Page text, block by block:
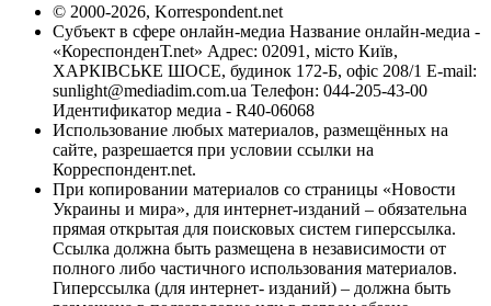
© 2000-2026, Korrespondent.net
Субъект в сфере онлайн-медиа Название онлайн-медиа -
«КореспонденТ.net» Адрес: 02091, місто Київ,
ХАРКІВСЬКЕ ШОСЕ, будинок 172-Б, офіс 208/1 E-mail:
sunlight@mediadim.com.ua Телефон: 044-205-43-00
Идентификатор медиа - R40-06068
Использование любых материалов, размещённых на
сайте, разрешается при условии ссылки на
Корреспондент.net.
При копировании материалов со страницы «Новости
Украины и мира», для интернет-изданий – обязательна
прямая открытая для поисковых систем гиперссылка.
Ссылка должна быть размещена в независимости от
полного либо частичного использования материалов.
Гиперссылка (для интернет- изданий) – должна быть